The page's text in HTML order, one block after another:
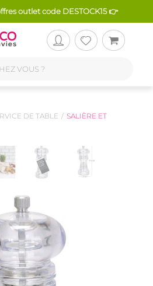
outlet code DESTOCK15 👉
DE TABLE
SALIÈRE ET